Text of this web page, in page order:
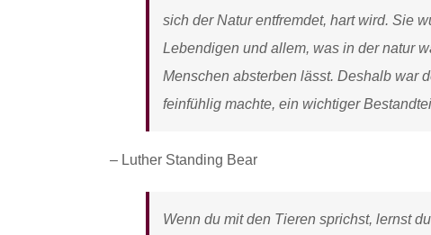
sich der Natur entfremdet, hart wird. Sie
Lebendigen und allem, was in der natur
Menschen absterben lässt. Deshalb war
feinfühlig machte, ein wichtiger
– Luther Standing Bear
Wenn du mit den Tieren sprichst, lernst